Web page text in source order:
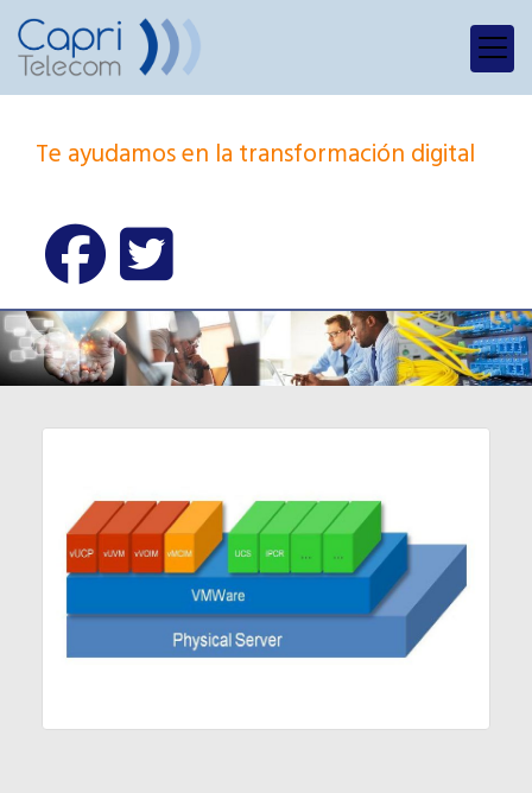
Te ayudamos en la transformación digital